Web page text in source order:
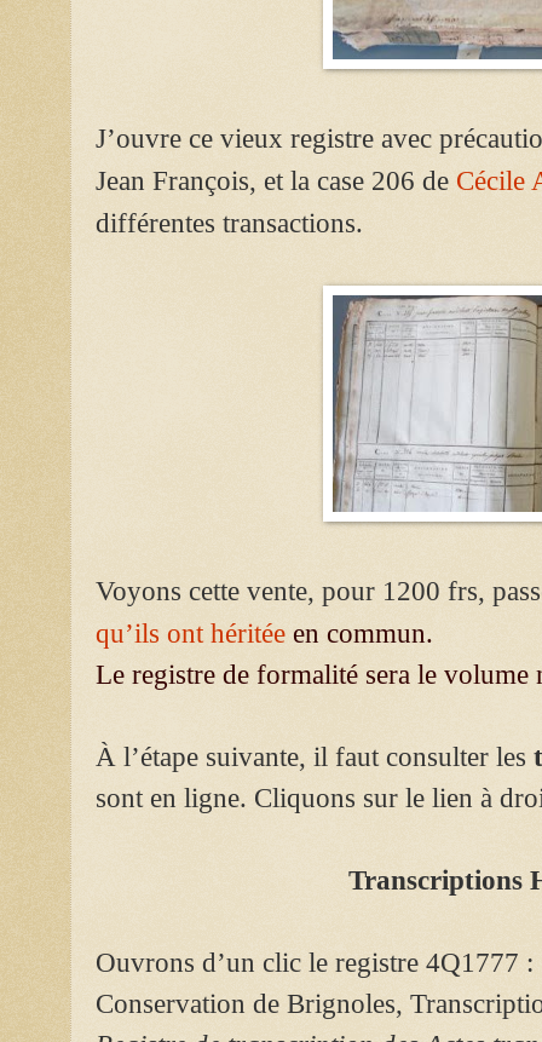
J’ouvre ce vieux registre avec
Jean François, et la case 206 de Cécile
différentes transactions.
Voyons cette vente, pour 1200 frs,
qu’ils ont héritée en commun.
Le registre de formalité sera le volume
À l’étape suivante, il faut consulter les
sont en ligne. Cliquons sur le lien à
Transcriptions
Ouvrons d’un clic le registre 4Q1777 :
Conservation de Brignoles,